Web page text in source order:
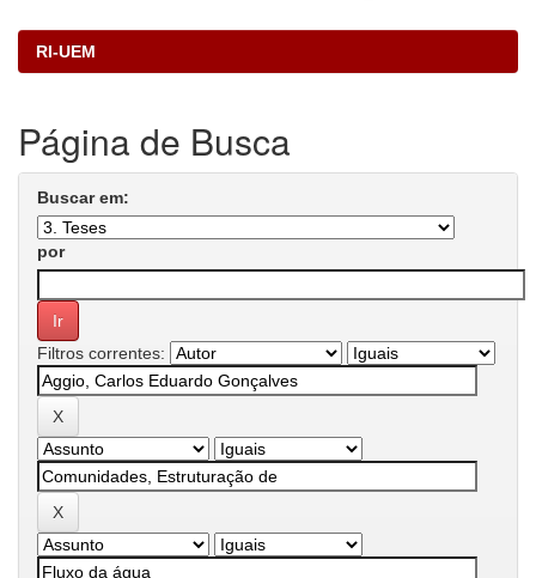
RI-UEM
Página de Busca
Buscar em:
por
Filtros correntes: